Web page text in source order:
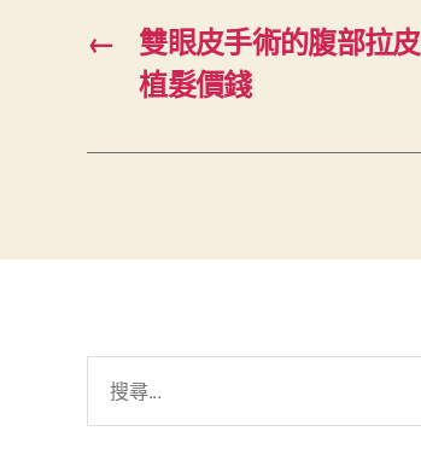
←
雙眼皮手術的腹部拉
植髮價錢